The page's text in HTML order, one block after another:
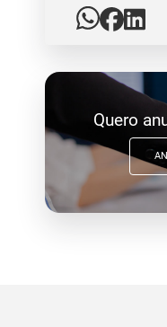
Quero